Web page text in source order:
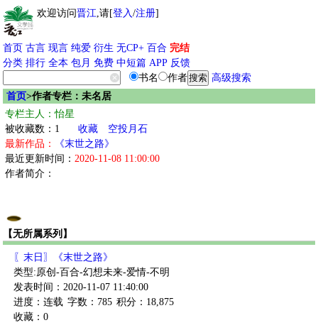
欢迎访问晋江,请[登入/注册]
首页 古言 现言 纯爱 衍生 无CP+ 百合 完结
分类 排行 全本 包月 免费 中短篇 APP 反馈
书名
作者
高级搜索
首页>作者专栏：未名居
专栏主人：怡星
被收藏数：1
收藏
空投月石
最新作品：
《末世之路》
最近更新时间： 2020-11-08 11:00:00
作者简介：
【无所属系列】
〖末日〗《末世之路》
类型:原创-百合-幻想未来-爱情-不明
发表时间：2020-11-07 11:40:00
进度：连载 字数：785 积分：18,875
收藏：0